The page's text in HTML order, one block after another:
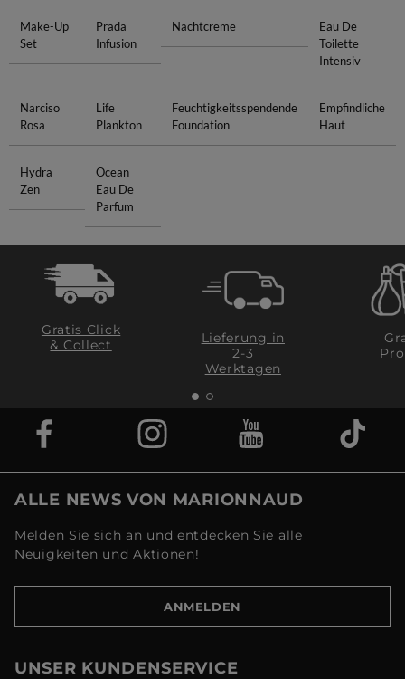
Make-Up
Set
Prada
Infusion
Nachtcreme
Eau De
Toilette
Intensiv
Narciso
Rosa
Life
Plankton
Feuchtigkeitsspendende
Foundation
Empfindliche
Haut
Hydra
Zen
Ocean
Eau De
Parfum
Gratis Click
& Collect
Lieferung in
2-3
Werktagen
ALLE NEWS VON MARIONNAUD
Melden Sie sich an und entdecken Sie alle
Neuigkeiten und Aktionen!
ANMELDEN
UNSER KUNDENSERVICE